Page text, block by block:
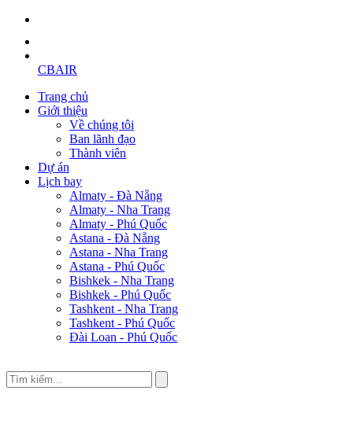
CBAIR
Trang chủ
Giới thiệu
Về chúng tôi
Ban lãnh đạo
Thành viên
Dự án
Lịch bay
Almaty - Đà Nẵng
Almaty - Nha Trang
Almaty - Phú Quốc
Astana - Đà Nẵng
Astana - Nha Trang
Astana - Phú Quốc
Bishkek - Nha Trang
Bishkek - Phú Quốc
Tashkent - Nha Trang
Tashkent - Phú Quốc
Đài Loan - Phú Quốc